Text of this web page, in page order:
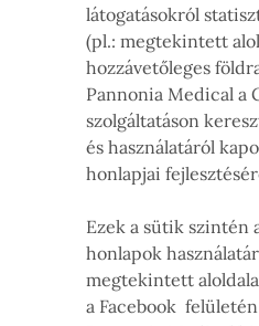
látogatásokról
(pl.: megtekintett
hozzávetőleges
Pannonia Medical a
szolgáltatáson
és használatáról
honlapjai
Ezek a sütik szintén
honlapok
megtekintett
a Facebook